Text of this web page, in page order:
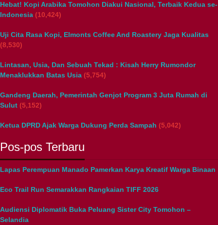
Hebat! Kopi Arabika Tomohon Diakui Nasional, Terbaik Kedua se-
Indonesia (10,424)
Uji Cita Rasa Kopi, Elmonts Coffee And Roastery Jaga Kualitas
(8,530)
Lintasan, Usia, Dan Sebuah Tekad : Kisah Herry Rumondor
Menaklukkan Batas Usia (5,754)
Gandeng Daerah, Pemerintah Genjot Program 3 Juta Rumah di
Sulut (5,152)
Ketua DPRD Ajak Warga Dukung Perda Sampah (5,042)
Pos-pos Terbaru
Lapas Perempuan Manado Pamerkan Karya Kreatif Warga Binaan
Eco Trail Run Semarakkan Rangkaian TIFF 2026
Audiensi Diplomatik Buka Peluang Sister City Tomohon –
Selandia